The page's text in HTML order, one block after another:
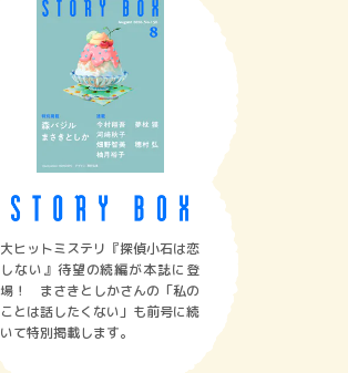
大ヒットミステリ『探偵小石は恋
しない』待望の続編が本誌に登
場！ まさきとしかさんの「私の
ことは話したくない」も前号に続
いて特別掲載します。